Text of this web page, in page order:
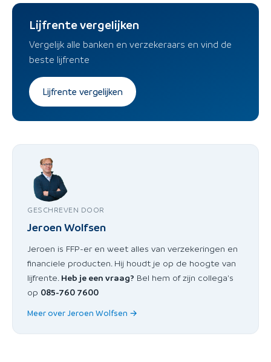
Lijfrente vergelijken
Vergelijk alle banken en verzekeraars en vind de
beste lijfrente
Lijfrente vergelijken
GESCHREVEN DOOR
Jeroen Wolfsen
Jeroen is FFP-er en weet alles van verzekeringen en
financiele producten. Hij houdt je op de hoogte van
lijfrente. Heb je een vraag? Bel hem of zijn collega's
op 085-760 7600
Meer over Jeroen Wolfsen →